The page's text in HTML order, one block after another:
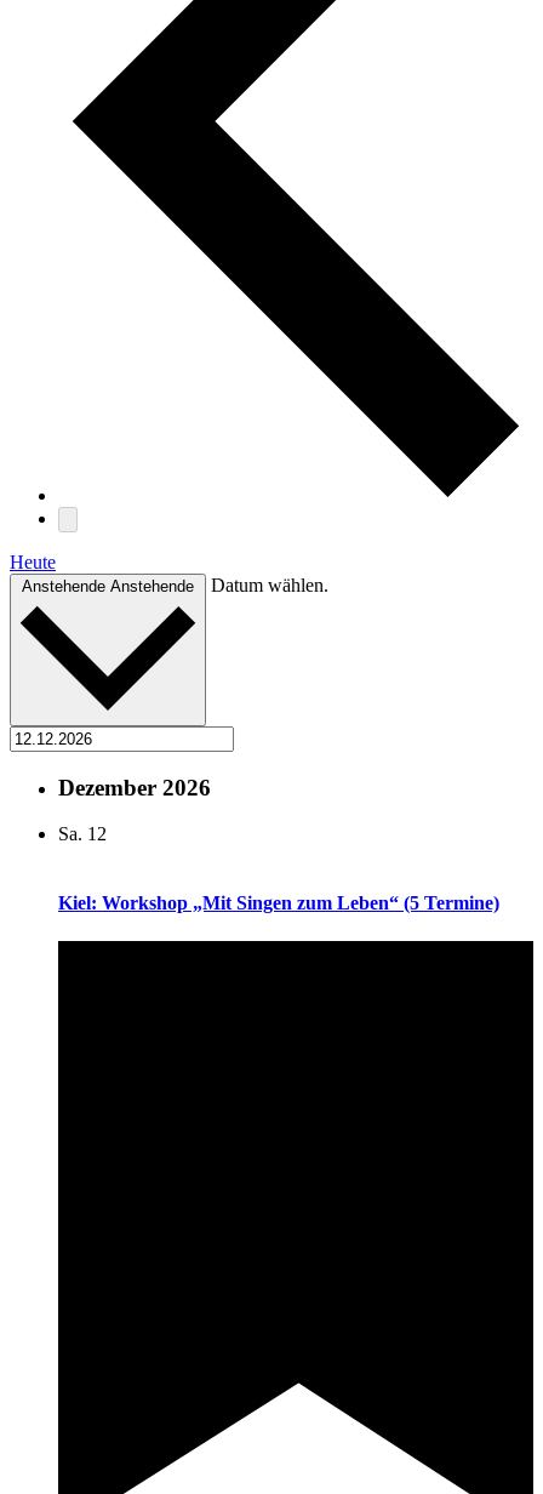
Heute
Anstehende Anstehende Datum wählen.
Dezember 2026
Sa. 12
Kiel: Workshop „Mit Singen zum Leben“ (5 Termine)